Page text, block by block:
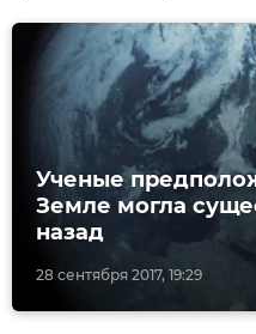
28 сентября 2017, 19:29
Ученые
Земле могла
назад